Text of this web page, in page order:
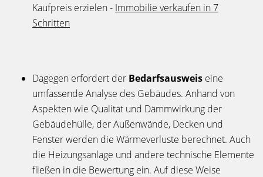
Kaufpreis erzielen - Immobilie verkaufen in 7
Schritten
Dagegen erfordert der Bedarfsausweis eine
umfassende Analyse des Gebäudes. Anhand von
Aspekten wie Qualität und Dämmwirkung der
Gebäudehülle, der Außenwände, Decken und
Fenster werden die Wärmeverluste berechnet. Auch
die Heizungsanlage und andere technische Elemente
fließen in die Bewertung ein. Auf diese Weise